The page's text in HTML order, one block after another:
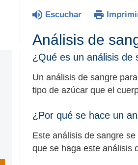
Escuchar
Análisis de
¿Qué es un análisis de
Un análisis de sangre
tipo de azúcar que el
¿Por qué se hace un
Este análisis de sangre
que se haga este análisis